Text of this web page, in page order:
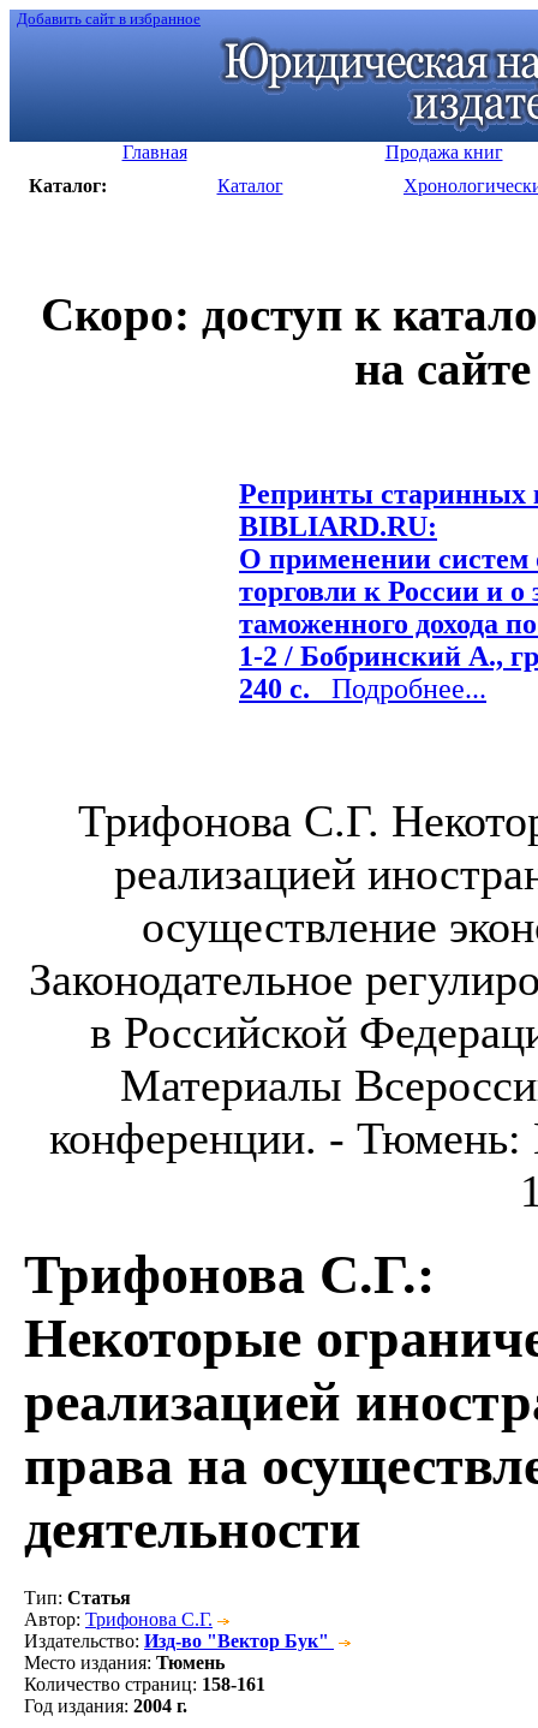
Добавить сайт в избранное
Главная
Продажа книг
Каталог:
Каталог
Скоро: доступ к
на
Репринты старинных
BIBLIARD.RU:
О применении систем
торговли к России и
таможенного дохода
1-2 / Бобринский А.,
240 с. Подробнее...
Трифонова С.Г.
реализацией
осуществление
Законодательное
в Российской
Материалы
конференции. -
Трифонова С.Г.:
Некоторые
реализацией
права на
деятельности
Тип: Статья
Автор: Трифонова С.Г.
Издательство: Изд-во "Вектор Бук"
Место издания: Тюмень
Количество страниц: 158-161
Год издания: 2004 г.